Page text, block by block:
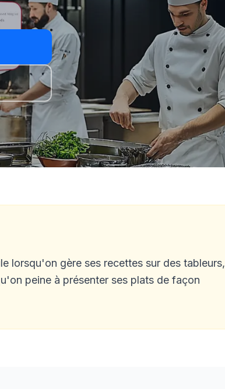
lorsqu'on gère ses recettes sur des tableurs,
peine à présenter ses plats de façon